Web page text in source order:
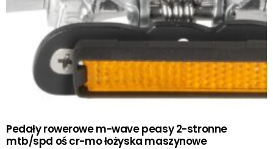
Pedały rowerowe m-wave peasy 2-stronne
mtb/spd oś cr-mo łożyska maszynowe